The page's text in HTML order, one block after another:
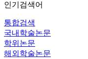
인기검색어
통합검색
국내학술논문
학위논문
해외학술논문